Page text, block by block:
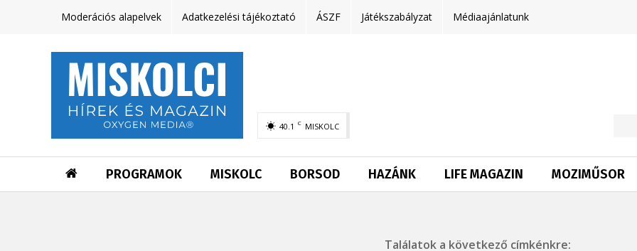
Moderációs alapelvek Adatkezelési tájékoztató ÁSZF Játékszabályzat Médiaajánlatunk
40.1 C MISKOLC
PROGRAMOK MISKOLC BORSOD HAZÁNK LIFE MAGAZIN MOZIMŰSOR
Találatok a következő címkénkre: